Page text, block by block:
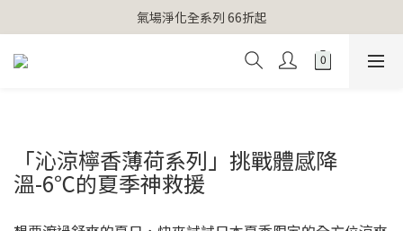
【官網獨家】首次消費 不限金額 即送 香遇熊超人行李吊牌
氣場淨化全系列 66折起
【官網獨家】首次消費 不限金額 即送 香遇熊超人行李吊牌
「沁涼檸香薄荷系列」挑戰體感降
溫-6℃的夏季神救援